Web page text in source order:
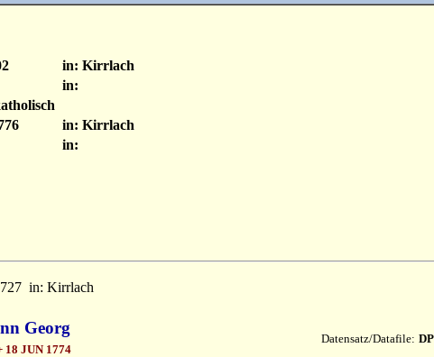
in: Kirrlach
in:
in: Kirrlach
in:
in: Kirrlach
Georg
JUN 1774
Datensatz/Datafile: